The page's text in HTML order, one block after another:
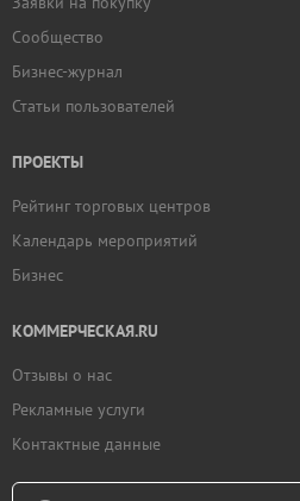
Сообщество
Бизнес-журнал
Статьи пользователей
ПРОЕКТЫ
Рейтинг торговых центров
Календарь мероприятий
Бизнес
КОММЕРЧЕСКАЯ.RU
Отзывы о нас
Рекламные услуги
Контактные данные